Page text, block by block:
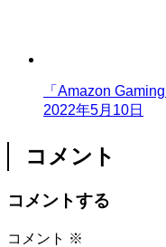
「Amazon
2022年5月10日
コメント
コメントする
コメント ※